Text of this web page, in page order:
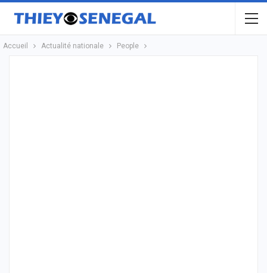
Accueil Actualité nationale People